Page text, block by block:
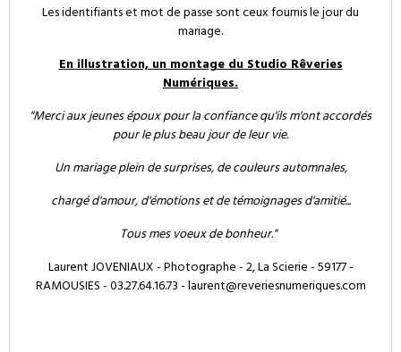
Les identifiants et mot de passe sont ceux fournis le jour du
mariage.
En illustration, un montage du Studio Rêveries
Numériques.
"Merci aux jeunes époux pour la confiance qu'ils m'ont accordés
pour le plus beau jour de leur vie.
Un mariage plein de surprises, de couleurs automnales,
chargé d'amour, d'émotions et de témoignages d'amitié...
Tous mes voeux de bonheur."
Laurent JOVENIAUX - Photographe - 2, La Scierie - 59177 -
RAMOUSIES - 03.27.64.16.73 - laurent@reveriesnumeriques.com